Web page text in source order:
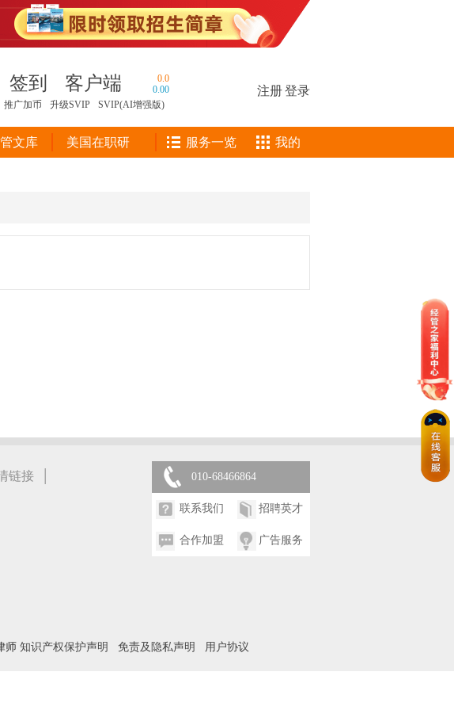
签到 客户端
0.0
0.00
推广加币
升级SVIP SVIP(AI增强版)
注册登录
文库 美国在职研 服务一览 我的
链接 | 010-68466864
联系我们 招聘英才
合作加盟 广告服务
师 知识产权保护声明 免责及隐私声明 用户协议